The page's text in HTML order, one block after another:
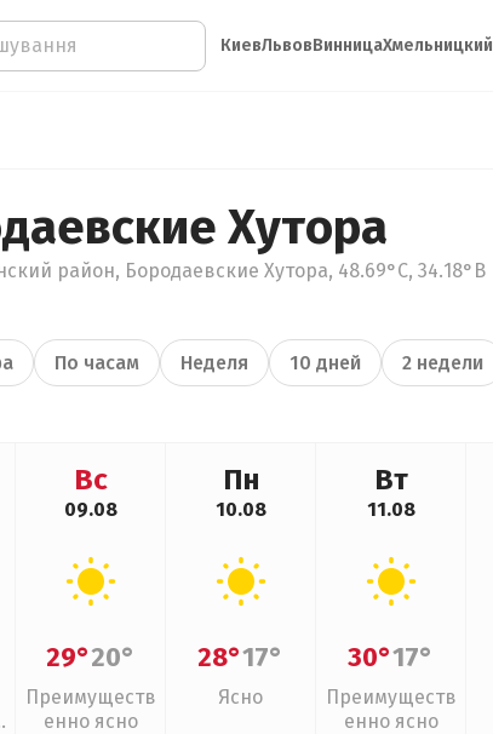
КиевЛьвовВинницаХмельницкий
Хутора
район, Бородаевские Хутора, 48.69°С, 34.18°В
По часам Неделя 10 дней 2 недели
Вс
09.08
29°20°
Преимуществ
енно ясно
Пн
10.08
28°17°
Ясно
Вт
11.08
30°17°
Преимуществ
енно ясно